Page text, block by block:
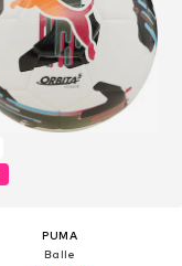
PUMA
Balle